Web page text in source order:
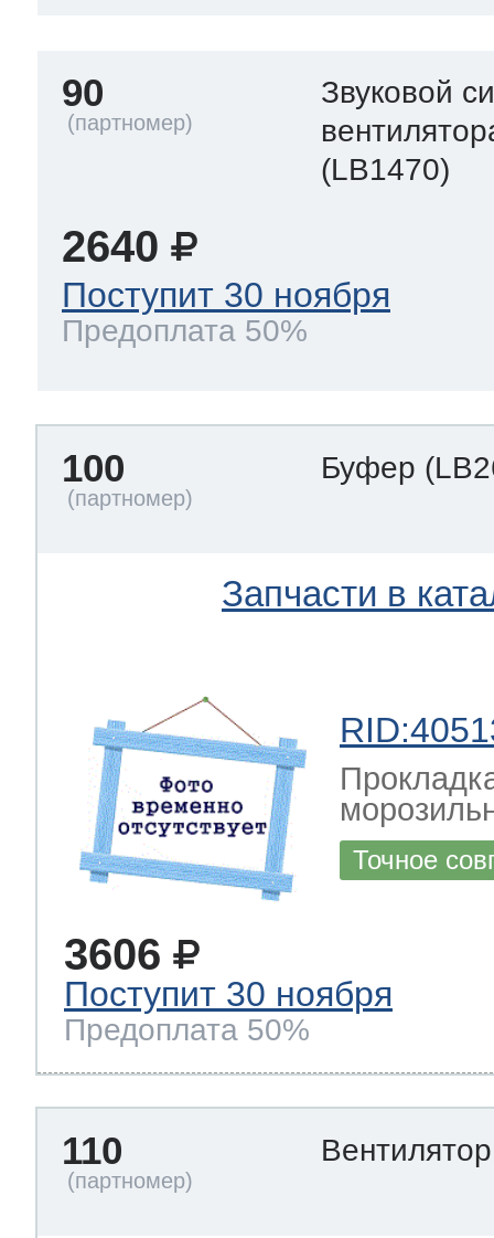
90
Звуковой
(LB1470)
2640
Поступит 30 ноября
Предоплата 50%
100 Буфер
Запчасти в
Точное
3606
Поступит 30 ноября
Предоплата 50%
110